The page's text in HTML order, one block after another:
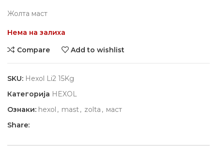
Жолта маст
Нема на залиха
Compare
Add to wishlist
SKU: Hexol Li2 15Kg
Категорија HEXOL
Ознаки: hexol , mast, zolta , маст
Share: